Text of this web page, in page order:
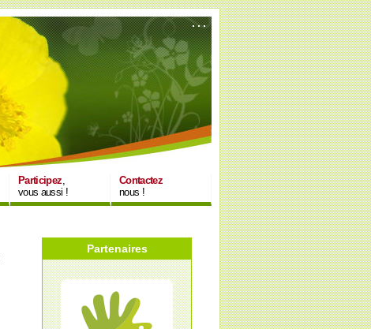
Participez,
vous aussi !
Contactez
nous !
Partenaires